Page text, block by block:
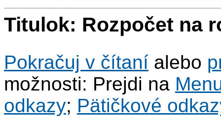
Titulok: Rozpočet na
Pokračuj v čítaní alebo
možnosti: Prejdi na
odkazy; Pätičkové